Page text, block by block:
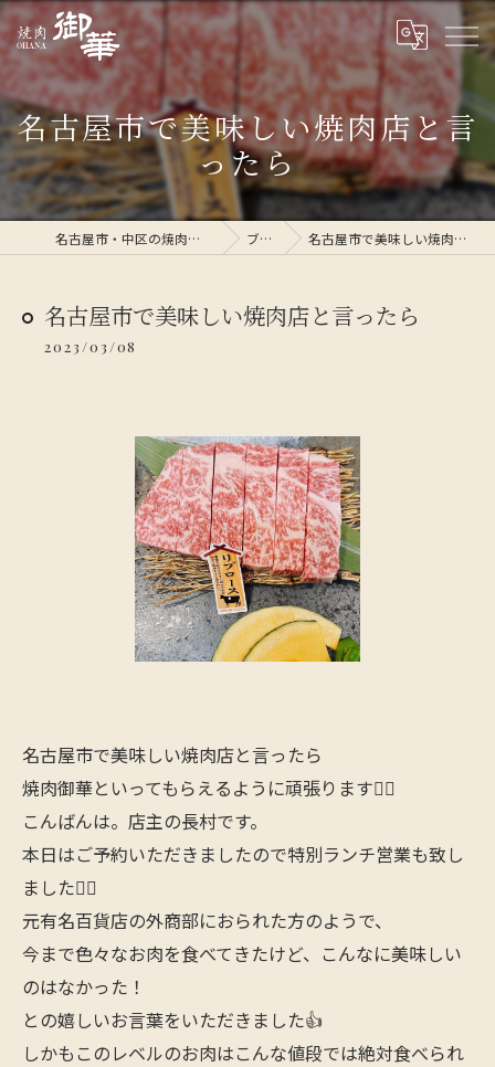
名古屋市で美味しい焼肉店と言
ったら
名古屋市・中区の焼肉なら焼肉 御華 ブログ 名古屋市で美味しい焼肉店と言ったら
名古屋市で美味しい焼肉店と言ったら
2023/03/08
名古屋市で美味しい焼肉店と言ったら
焼肉御華といってもらえるように頑張ります🙋‍♂️
こんばんは。店主の長村です。
本日はご予約いただきましたので特別ランチ営業も致し
ました🙋‍♂️
元有名百貨店の外商部におられた方のようで、
今まで色々なお肉を食べてきたけど、こんなに美味しい
のはなかった！
との嬉しいお言葉をいただきました👍
しかもこのレベルのお肉はこんな値段では絶対食べられ